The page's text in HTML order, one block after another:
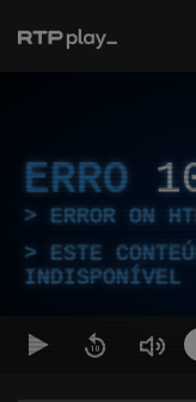
ERRO
ERROR ON
ESTE
INDISPONÍVEL